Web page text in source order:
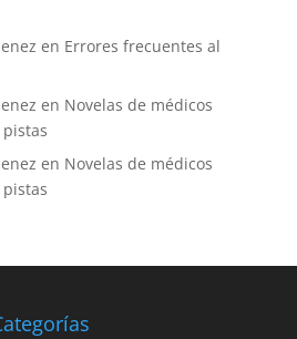
en Errores frecuentes al
en Novelas de médicos
en Novelas de médicos